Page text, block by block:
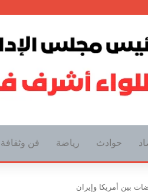
حوادث رياضة فن وثقافة
بين أمريكا وإيران